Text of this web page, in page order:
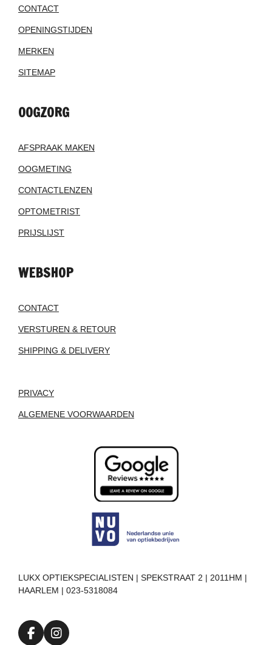
CONTACT
OPENINGSTIJDEN
MERKEN
SITEMAP
OOGZORG
AFSPRAAK MAKEN
OOGMETING
CONTACTLENZEN
OPTOMETRIST
PRIJSLIJST
WEBSHOP
CONTACT
VERSTUREN & RETOUR
SHIPPING & DELIVERY
PRIVACY
ALGEMENE VOORWAARDEN
LUKX OPTIEKSPECIALISTEN | SPEKSTRAAT 2 | 2011HM |
HAARLEM | 023-5318084
F
I